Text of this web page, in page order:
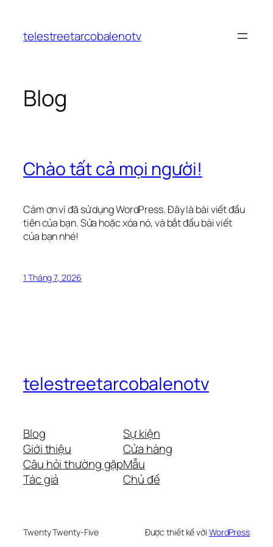
phầntelestreetarcobalenotv
Blog
Chào tất cả mọi người!
Cảm ơn vì đã sử dụng WordPress. Đây là bài viết đầu
tiên của bạn. Sửa hoặc xóa nó, và bắt đầu bài viết
của bạn nhé!
1 Tháng 7, 2026
telestreetarcobalenotv
Blog
Giới thiệu
Câu hỏi thường gặp
Tác giả
Sự kiện
Cửa hàng
Mẫu
Chủ đề
Twenty Twenty-Five Được thiết kế với WordPress